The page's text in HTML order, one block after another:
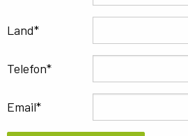
Land
Telefon
Email